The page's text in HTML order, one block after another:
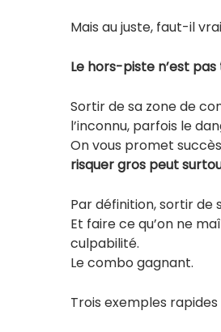
Mais au juste, faut-il
Le hors-piste n’est
Sortir de sa zone de
l’inconnu, parfois le
On vous promet
risquer gros peut
Par définition, sortir de
Et faire ce qu’on ne
culpabilité.
Le combo gagnant.
Trois exemples rapides